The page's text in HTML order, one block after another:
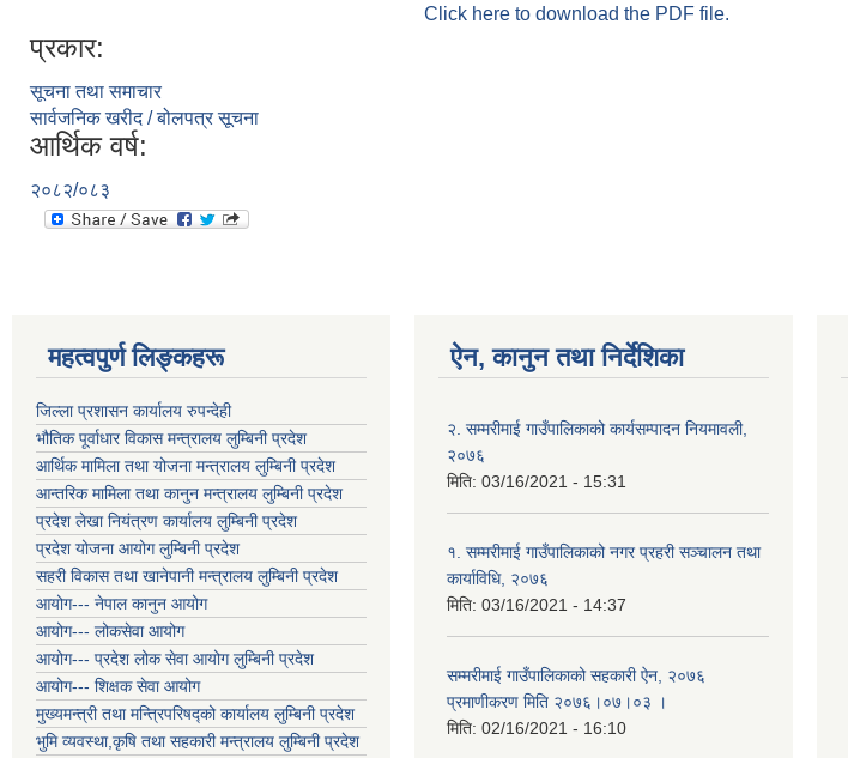
Click here to download the PDF file.
प्रकार:
सूचना तथा समाचार
सार्वजनिक खरीद / बोलपत्र सूचना
आर्थिक वर्ष:
२०८२/०८३
महत्वपुर्ण लिङ्कहरू
जिल्ला प्रशासन कार्यालय रुपन्देही
भौतिक पूर्वाधार विकास मन्त्रालय लुम्बिनी प्रदेश
आर्थिक मामिला तथा योजना मन्त्रालय लुम्बिनी प्रदेश
आन्तरिक मामिला तथा कानुन मन्त्रालय लुम्बिनी प्रदेश
प्रदेश लेखा नियंत्रण कार्यालय लुम्बिनी प्रदेश
प्रदेश योजना आयोग लुम्बिनी प्रदेश
सहरी विकास तथा खानेपानी मन्त्रालय लुम्बिनी प्रदेश
आयोग--- नेपाल कानुन आयोग
आयोग--- लोकसेवा आयोग
आयोग--- प्रदेश लोक सेवा आयोग लुम्बिनी प्रदेश
आयोग--- शिक्षक सेवा आयोग
मुख्यमन्त्री तथा मन्त्रिपरिषद्को कार्यालय लुम्बिनी प्रदेश
भुमि व्यवस्था,कृषि तथा सहकारी मन्त्रालय लुम्बिनी प्रदेश
ऐन, कानुन तथा निर्देशिका
२. सम्मरीमाई गाउँपालिकाको कार्यसम्पादन नियमावली,
२०७६
मिति: 03/16/2021 - 15:31
१. सम्मरीमाई गाउँपालिकाको नगर प्रहरी सञ्चालन तथा
कार्याविधि, २०७६
मिति: 03/16/2021 - 14:37
सम्मरीमाई गाउँपालिकाको सहकारी ऐन, २०७६
प्रमाणीकरण मिति २०७६।०७।०३ ।
मिति: 02/16/2021 - 16:10